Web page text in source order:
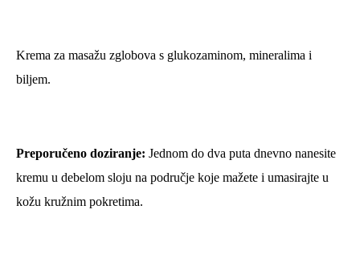
Krema za masažu zglobova s ​​glukozaminom, mineralima i
biljem.
Preporučeno doziranje: Jednom do dva puta dnevno nanesite
kremu u debelom sloju na područje koje mažete i umasirajte u
kožu kružnim pokretima.